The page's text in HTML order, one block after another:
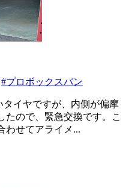
#プロボックスバン
イヤですが、内側が偏摩
たので、緊急交換です。こ
わせてアライメ...